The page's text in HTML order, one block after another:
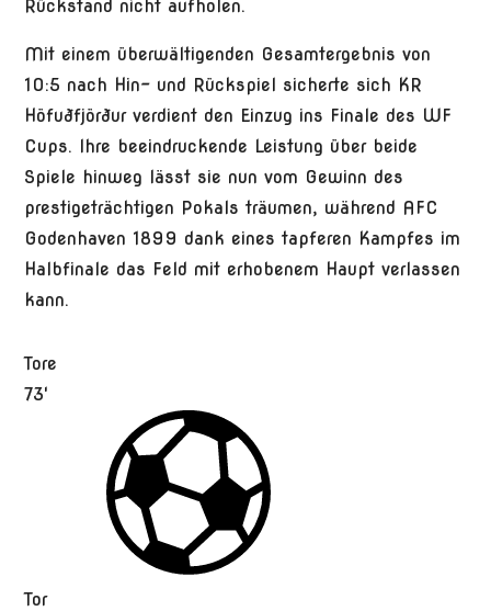
Rückstand nicht aufholen.
Mit einem überwältigenden Gesamtergebnis von
10:5 nach Hin- und Rückspiel sicherte sich KR
Höfuðfjörður verdient den Einzug ins Finale des WF
Cups. Ihre beeindruckende Leistung über beide
Spiele hinweg lässt sie nun vom Gewinn des
prestigeträchtigen Pokals träumen, während AFC
Godenhaven 1899 dank eines tapferen Kampfes im
Halbfinale das Feld mit erhobenem Haupt verlassen
kann.
Tore
73'
Tor